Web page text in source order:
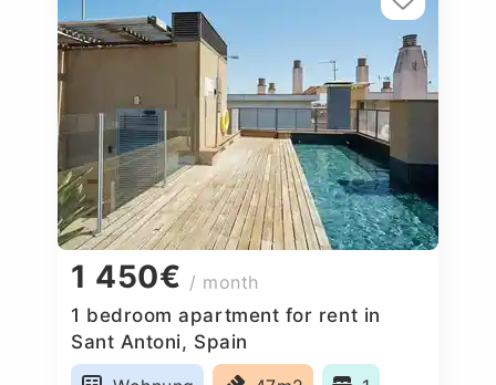
1 450€ / month
1 bedroom apartment for rent in
Sant Antoni, Spain